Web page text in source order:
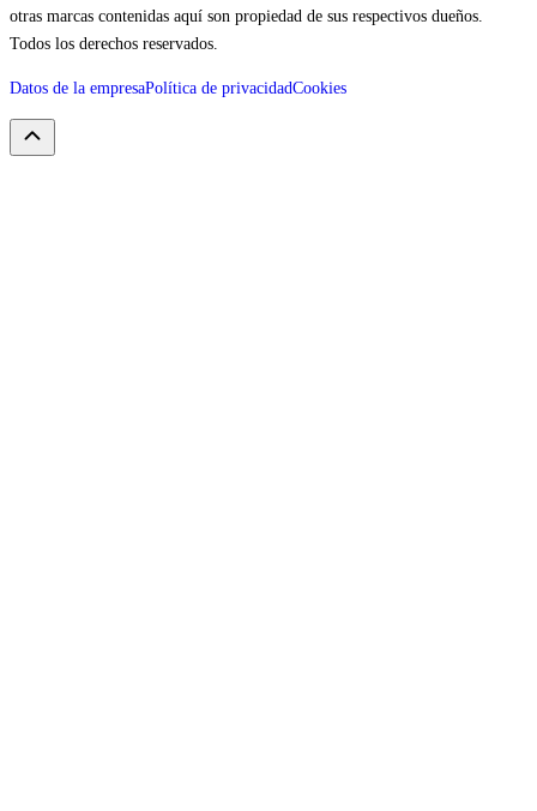
otras marcas contenidas aquí son propiedad de sus respectivos dueños.
Todos los derechos reservados.
Datos de la empresaPolítica de privacidadCookies